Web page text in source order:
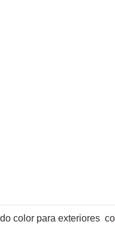
color para exteriores